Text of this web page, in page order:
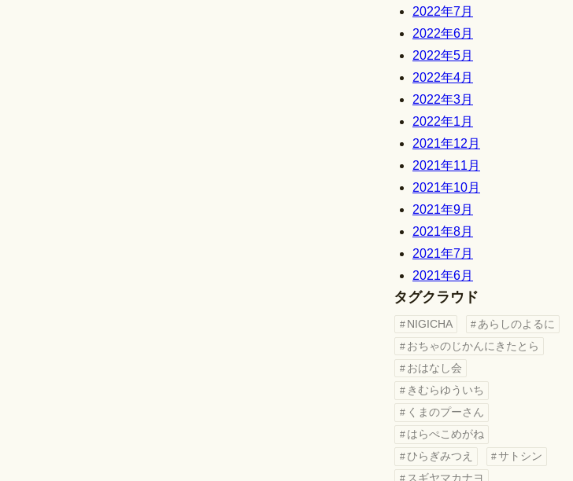
2022年7月
2022年6月
2022年5月
2022年4月
2022年3月
2022年1月
2021年12月
2021年11月
2021年10月
2021年9月
2021年8月
2021年7月
2021年6月
タグクラウド
NIGICHA
あらしのよるに
おちゃのじかんにきたとら
おはなし会
きむらゆういち
くまのプーさん
はらぺこめがね
ひらぎみつえ
サトシン
スギヤマカナヨ